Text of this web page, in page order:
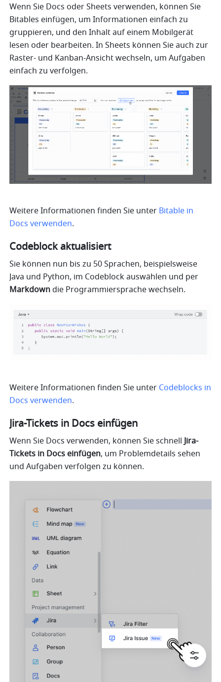
Wenn Sie Docs oder Sheets verwenden, können Sie
Bitables einfügen, um Informationen einfach zu
gruppieren, und den Inhalt auf einem Mobilgerät
lesen oder bearbeiten. In Sheets können Sie auch zur
Raster- und Kanban-Ansicht wechseln, um Aufgaben
einfach zu verfolgen.
Weitere Informationen finden Sie unter Bitable in
Docs verwenden.
Codeblock aktualisiert
Sie können nun bis zu 50 Sprachen, beispielsweise
Markdown die Programmiersprache wechseln.
Weitere Informationen finden Sie unter Codeblocks in
Docs verwenden.
Jira-Tickets in Docs einfügen
Wenn Sie Docs verwenden, können Sie schnell Jira-
Tickets in Docs einfügen, um Problemdetails sehen
und Aufgaben verfolgen zu können.